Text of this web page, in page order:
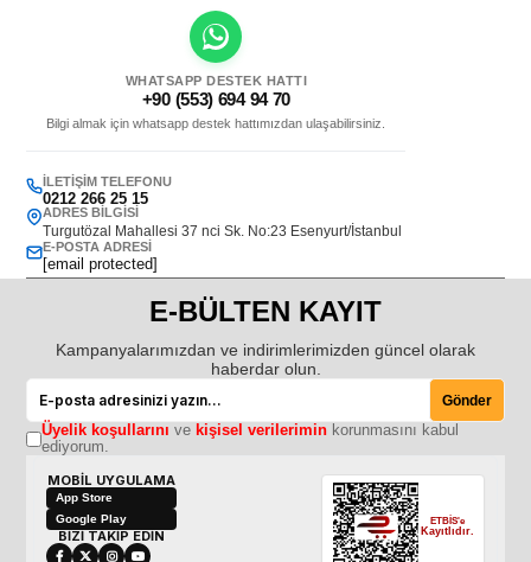
WHATSAPP DESTEK HATTI
+90 (553) 694 94 70
Bilgi almak için whatsapp destek hattımızdan ulaşabilirsiniz.
İLETIŞIM TELEFONU
0212 266 25 15
ADRES BILGISI
Turgutözal Mahallesi 37 nci Sk. No:23 Esenyurt/İstanbul
E-POSTA ADRESI
[email protected]
E-BÜLTEN KAYIT
Kampanyalarımızdan ve indirimlerimizden güncel olarak
haberdar olun.
Gönder
Üyelik koşullarını ve kişisel verileriminkorunmasını kabul
ediyorum.
MOBİL UYGULAMA
App Store
Google Play
BİZİ TAKİP EDİN
ETBİS'e
Kayıtlıdır.